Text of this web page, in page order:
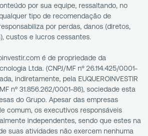
por sua equipe, ressaltando, no
tipo de recomendação de
por perdas, danos (diretos,
custos e lucros cessantes.
é de propriedade da
Ltda. (CNPJ/MF nº 26.114.425/0001-
indiretamente, pela EUQUEROINVESTIR
nº 31.856.262/0001-86), sociedade esta
do Grupo. Apesar das empresas
comum, os executivos responsáveis
independentes, sendo que estes na
suas atividades não exercem nenhuma